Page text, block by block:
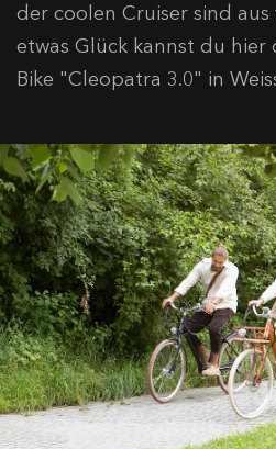
der coolen Cruiser sind
etwas Glück kannst du hier
Bike "Cleopatra 3.0" in